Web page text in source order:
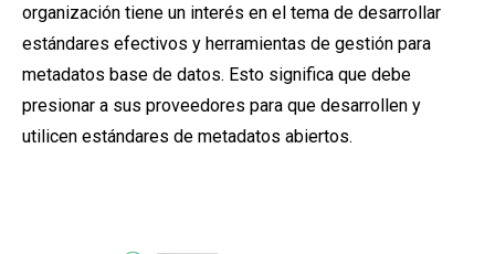
organización tiene un interés en el tema de desarrollar
estándares efectivos y herramientas de gestión para
metadatos base de datos. Esto significa que debe
presionar a sus proveedores para que desarrollen y
utilicen estándares de metadatos abiertos.